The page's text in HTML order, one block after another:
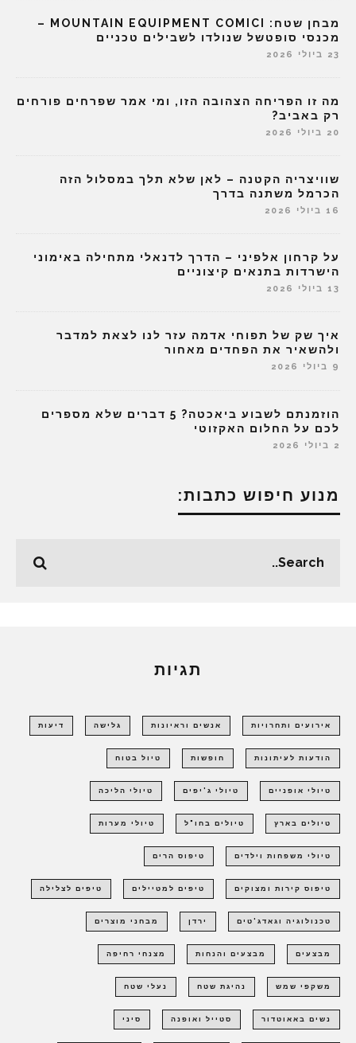
מבחן שטח: MOUNTAIN EQUIPMENT COMICI –
מכנסי סופטשל שנולדו לשבילים טכניים
23 ביולי 2026
מה זו הפריחה הצהובה הזו, ומי אמר שפרחים פורחים
רק באביב?
20 ביולי 2026
שוויצריה הקטנה – לאן שלא תלך במסלול הזה
הכרמל משתנה בדרך
16 ביולי 2026
על קרחון אלפיני – הדרך לדנאלי מתחילה באימוני
הישרדות בתנאים קיצוניים
13 ביולי 2026
איך שק של תפוחי אדמה עזר לנו לצאת למדבר
ולהשאיר את הפחדים מאחור
9 ביולי 2026
הוזמנתם לשבוע ביאכטה? 5 דברים שלא מספרים
לכם על החלום האקזוטי
2 ביולי 2026
מנוע חיפוש כתבות:
תגיות
אירועים ותחרויות אנשים וראיונות גלישה דיעות
הודעות לעיתונות חופשות טיול בטוח
טיולי אופניים טיולי ג'יפים טיולי הליכה
טיולים בארץ טיולים בחו"ל טיולי מערות
טיולי משפחות וילדים טיפוס הרים
טיפוס קירות ומצוקים טיפים למטיילים טיפים לצלילה
טכנולוגיה וגאדג'טים ירדן מבחני מוצרים
מבצעים מבצעים והנחות מצנחי רחיפה
משקפי שמש נהיגת שטח נעלי שטח
נשים באאוטדור סטייל ואופנה סיני